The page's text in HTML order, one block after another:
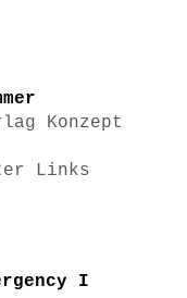
Konzept
Links
I